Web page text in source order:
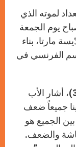
p
p
g
e
r
o
k
لموته الذي
يوم الجمعة
مارتا، بناء
الفرنسي في
مُتأمِّلاً بإنجيل القدّيس لوقا (21 : 29 – 33)، أشار الأب
جميعاً ضعف
الجميع هو
والضعف.